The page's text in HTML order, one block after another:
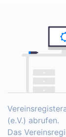
(e.V.) abrufen.
Das